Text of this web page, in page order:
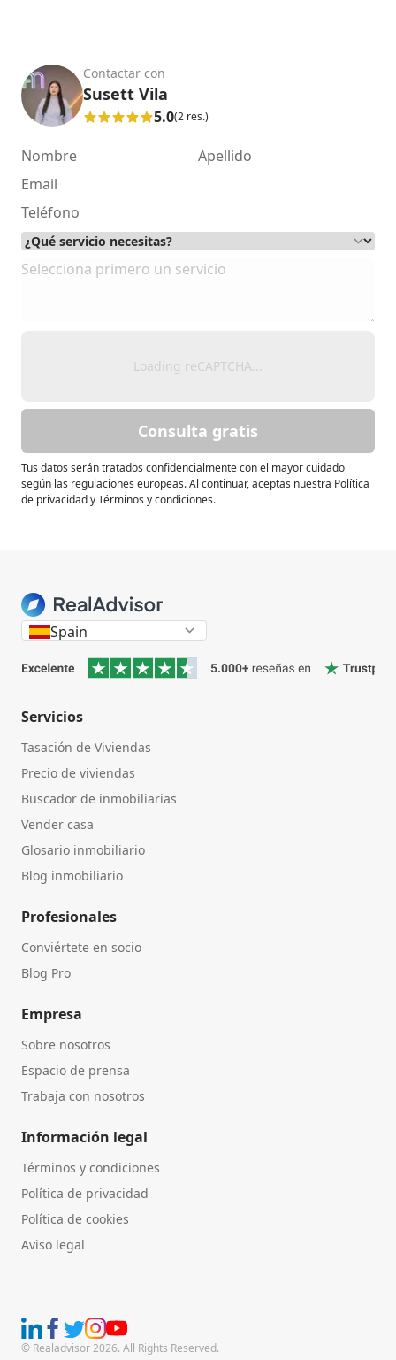
Contactar con
Susett Vila
5.0(2 res.)
Loading reCAPTCHA...
Consulta gratis
Tus datos serán tratados confidencialmente con el mayor cuidado
según las regulaciones europeas. Al continuar, aceptas nuestra Política
de privacidad y Términos y condiciones.
Spain
Servicios
Tasación de Viviendas
Precio de viviendas
Buscador de inmobiliarias
Vender casa
Glosario inmobiliario
Blog inmobiliario
Profesionales
Conviértete en socio
Blog Pro
Empresa
Sobre nosotros
Espacio de prensa
Trabaja con nosotros
Información legal
Términos y condiciones
Política de privacidad
Política de cookies
Aviso legal
© Realadvisor 2026. All Rights Reserved.